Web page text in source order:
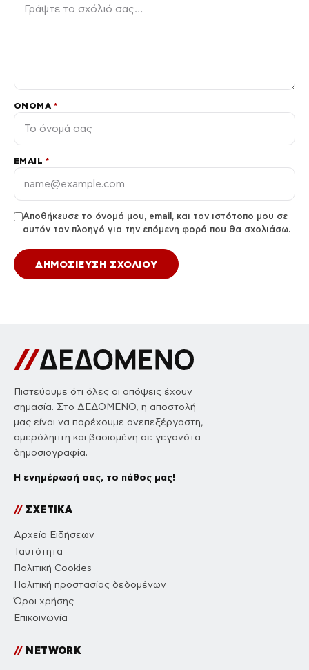
ΌΝΟΜΑ *
EMAIL *
Αποθήκευσε το όνομά μου, email, και τον ιστότοπο μου σε
αυτόν τον πλοηγό για την επόμενη φορά που θα σχολιάσω.
Πιστεύουμε ότι όλες οι απόψεις έχουν
σημασία. Στο ΔΕΔΟΜΕΝΟ, η αποστολή
μας είναι να παρέχουμε ανεπεξέργαστη,
αμερόληπτη και βασισμένη σε γεγονότα
δημοσιογραφία.
Η ενημέρωσή σας, το πάθος μας!
//ΣΧΕΤΙΚΑ
Αρχείο Ειδήσεων
Ταυτότητα
Πολιτική Cookies
Πολιτική προστασίας δεδομένων
Όροι χρήσης
Επικοινωνία
//NETWORK